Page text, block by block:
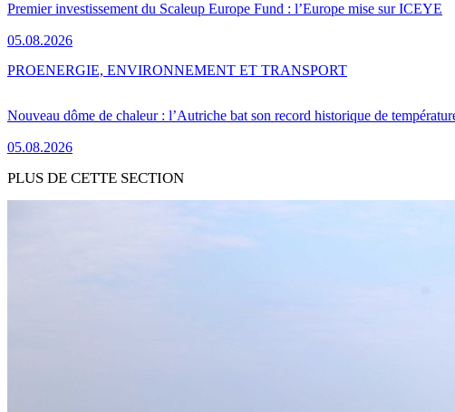
Premier investissement du Scaleup Europe Fund : l’Europe mise sur ICEYE
05.08.2026
Nouveau dôme de chaleur : l’Autriche bat son record historique de
05.08.2026
PROENERGIE, ENVIRONNEMENT ET TRANSPORT
PLUS DE CETTE SECTION